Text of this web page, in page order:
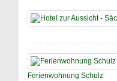
Ferienwohnung Schulz